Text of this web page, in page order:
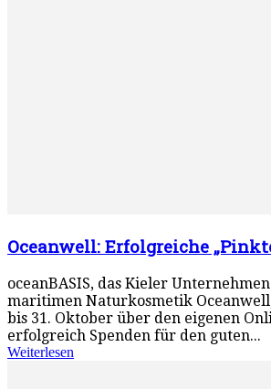
Oceanwell: Erfolgreiche
oceanBASIS, das Kieler
maritimen Naturkosmetik
bis 31. Oktober über den eigenen
erfolgreich Spenden für den guten...
Weiterlesen